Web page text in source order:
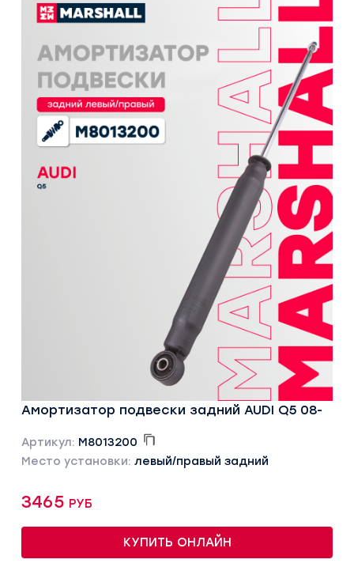
Амортизатор подвески задний AUDI Q5 08-
Артикул: M8013200
Место установки: левый/правый задний
3465 руб
КУПИТЬ ОНЛАЙН